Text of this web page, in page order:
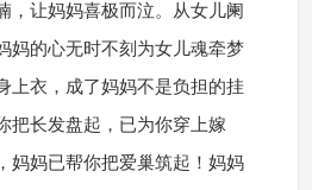
，让妈妈喜极而泣。从女儿阑
妈的心无时不刻为女儿魂牵梦
上衣，成了妈妈不是负担的挂
把长发盘起，已为你穿上嫁
妈妈已帮你把爱巢筑起！妈妈